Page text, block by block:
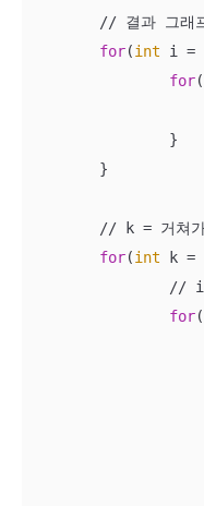
for(int i =
for(
for(int k =
for(